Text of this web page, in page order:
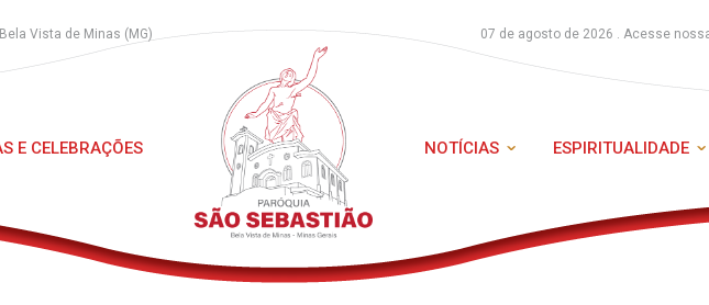
Vista de Minas (MG) 07 de agosto de 2026 . Acesse
E CELEBRAÇÕES NOTÍCIAS ESPIRITUALIDADE